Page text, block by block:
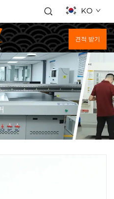
KO
견적 받기